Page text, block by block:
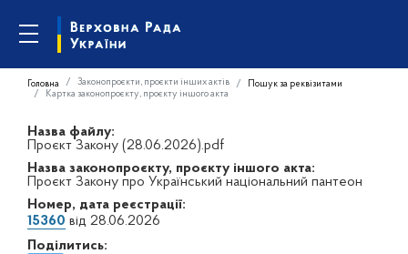
Головна Законопроєкти, проєкти інших актів
Пошук за реквізитами
Картка законопроєкту, проєкту іншого акта
Назва файлу:
Проєкт Закону (28.06.2026).pdf
Назва законопроєкту, проєкту іншого акта:
Проєкт Закону про Український національний пантеон
Номер, дата реєстрації:
15360 від 28.06.2026
Поділитись: